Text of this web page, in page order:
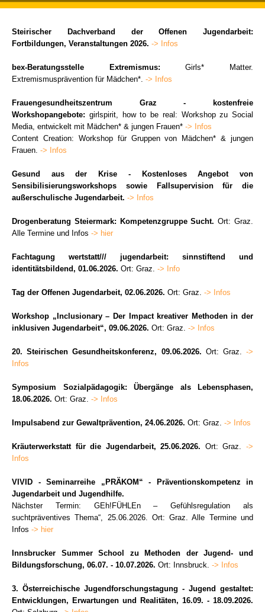
Steirischer Dachverband der Offenen Jugendarbeit:
Fortbildungen, Veranstaltungen 2026. -> Infos
bex-Beratungsstelle Extremismus:Girls* Matter.
Extremismusprävention für Mädchen*. -> Infos
Frauengesundheitszentrum Graz - kostenfreie
Workshopangebote: girlspirit, how to be real: Workshop zu Social
Media, entwickelt mit Mädchen* & jungen Frauen* -> Infos
Content Creation: Workshop für Gruppen von Mädchen* & jungen
Frauen. -> Infos
Gesund aus der Krise -
Kostenloses Angebot von
Sensibilisierungsworkshops sowie Fallsupervision für die
außerschulische Jugendarbeit. -> Infos
Drogenberatung Steiermark: Kompetenzgruppe Sucht.Ort: Graz.
Alle Termine und Infos -> hier
Fachtagung wertstatt/// jugendarbeit: sinnstiftend und
identitätsbildend, 01.06.2026. Ort: Graz. -> Info
Tag der Offenen Jugendarbeit, 02.06.2026. Ort: Graz. -> Infos
Workshop „Inclusionary – Der Impact kreativer Methoden in der
inklusiven Jugendarbeit“, 09.06.2026. Ort: Graz. -> Infos
20. Steirischen Gesundheitskonferenz, 09.06.2026. Ort: Graz.->
Infos
Symposium Sozialpädagogik: Übergänge als Lebensphasen,
18.06.2026. Ort: Graz. -> Infos
Impulsabend zur Gewaltprävention, 24.06.2026. Ort: Graz. -> Infos
Kräuterwerkstatt für die Jugendarbeit, 25.06.2026. Ort: Graz.->
Infos
VIVID - Seminarreihe „PRÄKOM“ - Präventionskompetenz in
Jugendarbeit und Jugendhilfe.
Nächster Termin: GEh!FÜHLEn – Gefühlsregulation als
suchtpräventives Thema“, 25.06.2026. Ort: Graz. Alle Termine und
Infos -> hier
Innsbrucker Summer School zu Methoden der Jugend- und
Bildungsforschung, 06.07. - 10.07.2026. Ort: Innsbruck. -> Infos
3. Österreichische Jugendforschungstagung - Jugend gestaltet:
Entwicklungen, Erwartungen und Realitäten, 16.09. - 18.09.2026.